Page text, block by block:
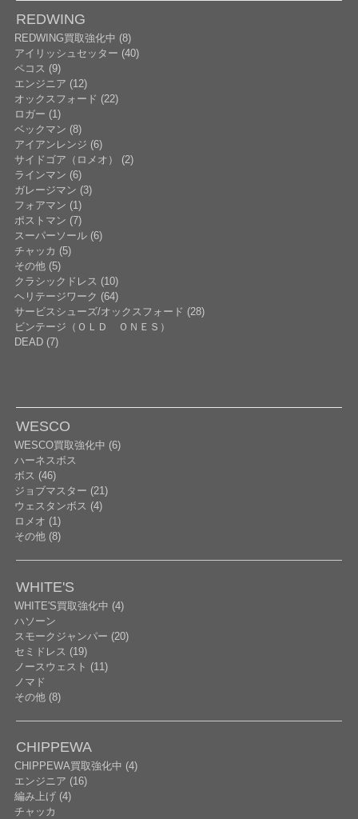
REDWING
REDWING買取強化中 (8)
アイリッシュセッター (40)
ペコス (9)
エンジニア (12)
オックスフォード (22)
ロガー (1)
ベックマン (8)
アイアンレンジ (6)
サイドゴア（ロメオ） (2)
ラインマン (6)
ガレージマン (3)
フォアマン (1)
ポストマン (7)
スーパーソール (6)
チャッカ (5)
その他 (5)
クラシックドレス (10)
ヘリテージワーク (64)
サービスシューズ/オックスフォード (28)
ビンテージ（ＯＬＤ ＯＮＥＳ）
DEAD (7)
WESCO
WESCO買取強化中 (6)
ハーネスボス
ボス (46)
ジョブマスター (21)
ウェスタンボス (4)
ロメオ (1)
その他 (8)
WHITE'S
WHITE'S買取強化中 (4)
ハソーン
スモークジャンパー (20)
セミドレス (19)
ノースウェスト (11)
ノマド
その他 (8)
CHIPPEWA
CHIPPEWA買取強化中 (4)
エンジニア (16)
編み上げ (4)
チャッカ